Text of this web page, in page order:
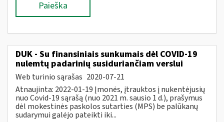
Paieška
DUK - Su finansiniais sunkumais dėl COVID-19
nulemtų padarinių susiduriančiam verslui
Web turinio sąrašas 2020-07-21
Atnaujinta: 2022-01-19 Įmonės, įtrauktos į nukentėjusių
nuo Covid-19 sąrašą (nuo 2021 m. sausio 1 d.), prašymus
dėl mokestinės paskolos sutarties (MPS) be palūkanų
sudarymui galėjo pateikti iki...